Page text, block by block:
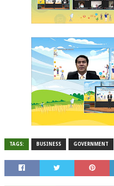
TAGS: BUSINESS GOVERNMENT